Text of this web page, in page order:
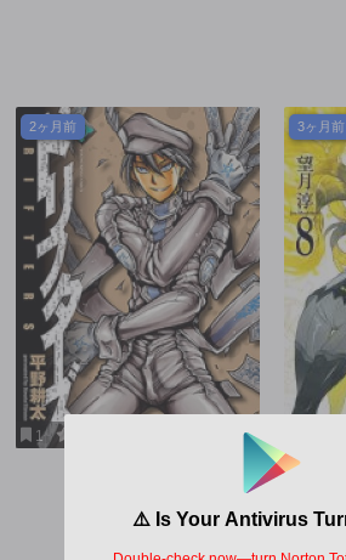
2ヶ月前
1
3ヶ月前